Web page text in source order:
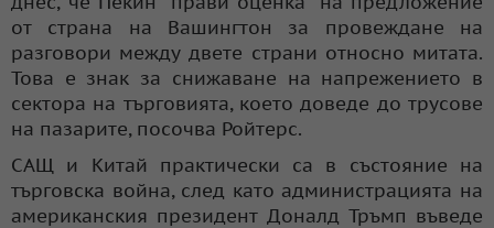
от страна на Вашингтон за провеждане на
разговори между двете страни относно митата.
Това е знак за снижаване на напрежението в
сектора на търговията, което доведе до трусове
на пазарите, посочва Ройтерс.
САЩ и Китай практически са в състояние на
търговска война, след като администрацията на
американския президент Доналд Тръмп въведе